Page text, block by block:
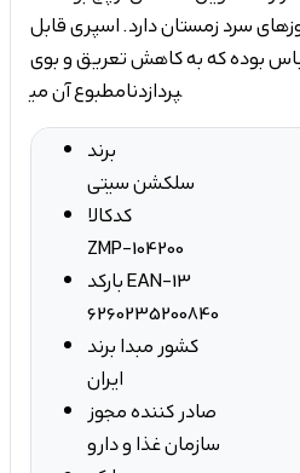
سرد زمستان دارد. اسپری قابل
بوده که به کاهش تعریق و بوی
نامطبوع آن می‎پردازد
برند
سلکشن سیتی
کدکالا
ZMP-104200
بارکد EAN-13
6260235200840
کشور مبدا برند
ایران
صادر کننده مجوز
سازمان غذا و دارو